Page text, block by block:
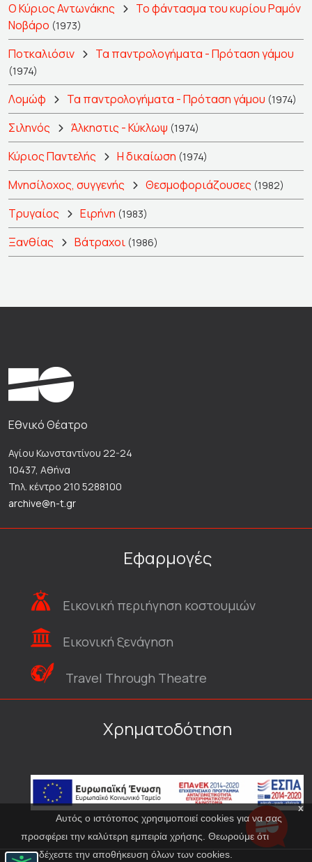
Ο Κύριος Αντωνάκης
Το φάντασμα του κυρίου Ραμόν
Νοβάρο (1973)
Ποτκαλιόσιν Τα παντρολογήματα - Πρόταση γάμου
(1974)
Λομώφ Τα παντρολογήματα - Πρόταση γάμου (1974)
Σιληνός Άλκηστις - Κύκλωψ (1974)
Κύριος Παντελής Η δικαίωση (1974)
Μνησίλοχος, συγγενής Θεσμοφοριάζουσες (1982)
Τρυγαίος Ειρήνη (1983)
Ξανθίας Βάτραχοι (1986)
x
Αυτός ο ιστότοπος χρησιμοποιεί cookies για να σας
προσφέρει την καλύτερη εμπειρία χρήσης. Θεωρούμε ότι
αποδέχεστε την αποθήκευση όλων των cookies.
Εθνικό Θέατρο
Αγίου Κωνσταντίνου 22-24
10437, Αθήνα
Τηλ. κέντρο 210 5288100
archive@n-t.gr
Εφαρμογές
Εικονική περιήγηση κοστουμιών
Εικονική ξενάγηση
Travel Through Theatre
Χρηματοδότηση